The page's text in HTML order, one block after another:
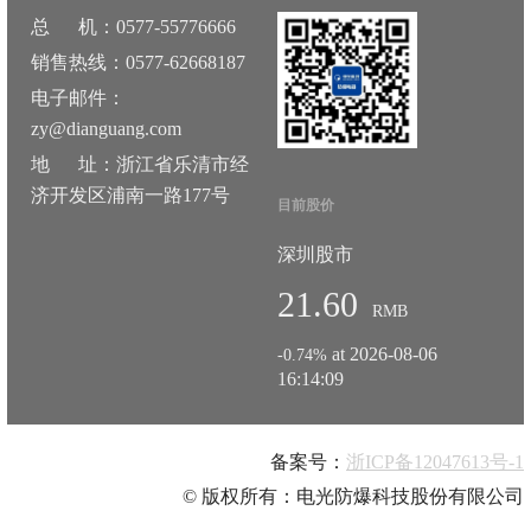
总 机：0577-55776666
销售热线：0577-62668187
电子邮件：
zy@dianguang.com
地 址：浙江省乐清市经
济开发区浦南一路177号
目前股价
深圳股市
21.60 RMB
-0.74% at 2026-08-06
16:14:09
备案号： 浙ICP备12047613号-1
© 版权所有：电光防爆科技股份有限公司